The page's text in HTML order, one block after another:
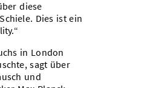
diese
Dies ist ein
in London
sagt über
und